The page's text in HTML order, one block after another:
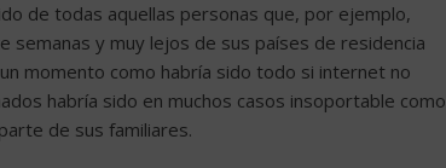
de todas aquellas personas que, por ejemplo,
semanas y muy lejos de sus países de residencia
momento como habría sido todo si internet no
habría sido en muchos casos insoportable como
de sus familiares.